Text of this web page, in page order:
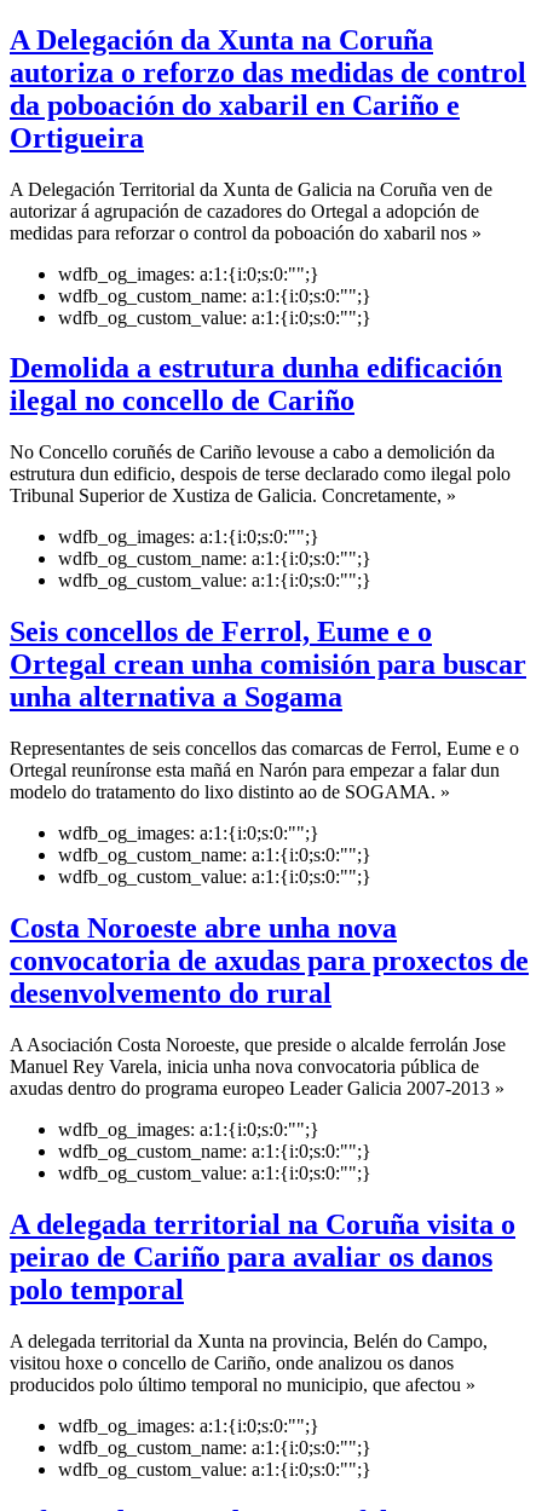
A Delegación da Xunta na Coruña
autoriza o reforzo das medidas de control
da poboación do xabaril en Cariño e
Ortigueira
A Delegación Territorial da Xunta de Galicia na Coruña ven de
autorizar á agrupación de cazadores do Ortegal a adopción de
medidas para reforzar o control da poboación do xabaril nos »
wdfb_og_images: a:1:{i:0;s:0:"";}
wdfb_og_custom_name: a:1:{i:0;s:0:"";}
wdfb_og_custom_value: a:1:{i:0;s:0:"";}
Demolida a estrutura dunha edificación
ilegal no concello de Cariño
No Concello coruñés de Cariño levouse a cabo a demolición da
estrutura dun edificio, despois de terse declarado como ilegal polo
Tribunal Superior de Xustiza de Galicia. Concretamente, »
wdfb_og_images: a:1:{i:0;s:0:"";}
wdfb_og_custom_name: a:1:{i:0;s:0:"";}
wdfb_og_custom_value: a:1:{i:0;s:0:"";}
Seis concellos de Ferrol, Eume e o
Ortegal crean unha comisión para buscar
unha alternativa a Sogama
Representantes de seis concellos das comarcas de Ferrol, Eume e o
Ortegal reuníronse esta mañá en Narón para empezar a falar dun
modelo do tratamento do lixo distinto ao de SOGAMA. »
wdfb_og_images: a:1:{i:0;s:0:"";}
wdfb_og_custom_name: a:1:{i:0;s:0:"";}
wdfb_og_custom_value: a:1:{i:0;s:0:"";}
Costa Noroeste abre unha nova
convocatoria de axudas para proxectos de
desenvolvemento do rural
A Asociación Costa Noroeste, que preside o alcalde ferrolán Jose
Manuel Rey Varela, inicia unha nova convocatoria pública de
axudas dentro do programa europeo Leader Galicia 2007-2013 »
wdfb_og_images: a:1:{i:0;s:0:"";}
wdfb_og_custom_name: a:1:{i:0;s:0:"";}
wdfb_og_custom_value: a:1:{i:0;s:0:"";}
A delegada territorial na Coruña visita o
peirao de Cariño para avaliar os danos
polo temporal
A delegada territorial da Xunta na provincia, Belén do Campo,
visitou hoxe o concello de Cariño, onde analizou os danos
producidos polo último temporal no municipio, que afectou »
wdfb_og_images: a:1:{i:0;s:0:"";}
wdfb_og_custom_name: a:1:{i:0;s:0:"";}
wdfb_og_custom_value: a:1:{i:0;s:0:"";}